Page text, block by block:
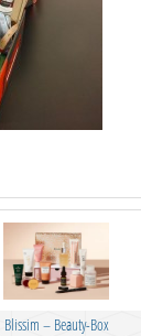
Blissim – Beauty-Box